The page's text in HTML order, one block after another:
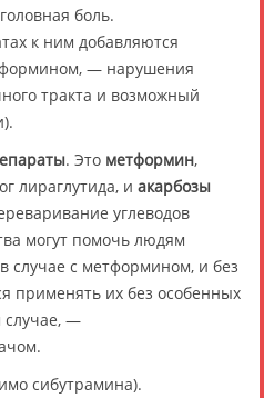
боль.
к ним добавляются
— нарушения
тракта и возможный
. Это метформин,
лираглутида, и акарбозы
углеводов
могут помочь людям
случае с метформином, и без
применять их без особенных
случае, —
сибутрамина).